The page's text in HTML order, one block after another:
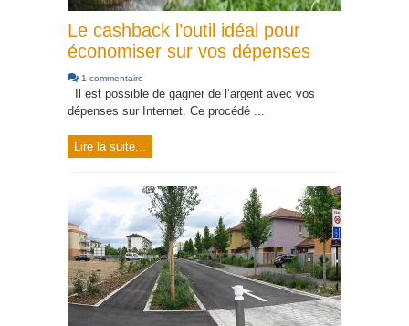
Le cashback l’outil idéal pour
économiser sur vos dépenses
1 commentaire
Il est possible de gagner de l’argent avec vos
dépenses sur Internet. Ce procédé ...
Lire la suite...